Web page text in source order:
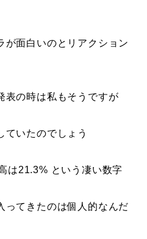
が面白いのとリアクション
表の時は私もそうですが
ていたのでしょう
は21.3% という凄い数字
ってきたのは個人的なんだ